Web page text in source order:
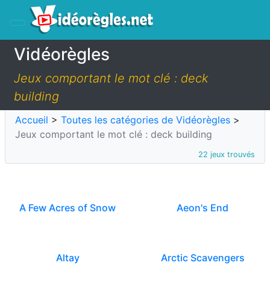
Vidéorègles
Jeux comportant le mot clé : deck
building
Accueil > Toutes les catégories de Vidéorègles >
Jeux comportant le mot clé : deck building
22 jeux trouvés
A Few Acres of Snow Aeon's End
Altay Arctic Scavengers